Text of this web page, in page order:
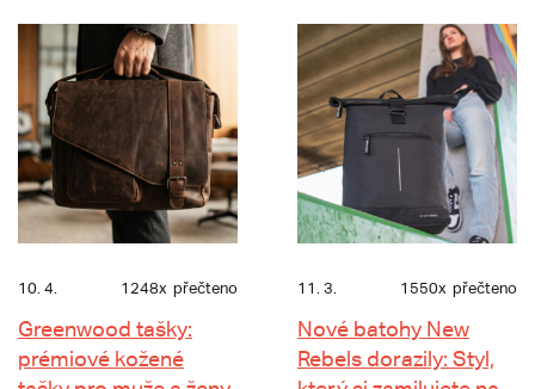
10. 4. 1248x přečteno
Greenwood tašky:
prémiové kožené
11. 3. 1550x přečteno
Nové batohy New
Rebels dorazily: Styl,